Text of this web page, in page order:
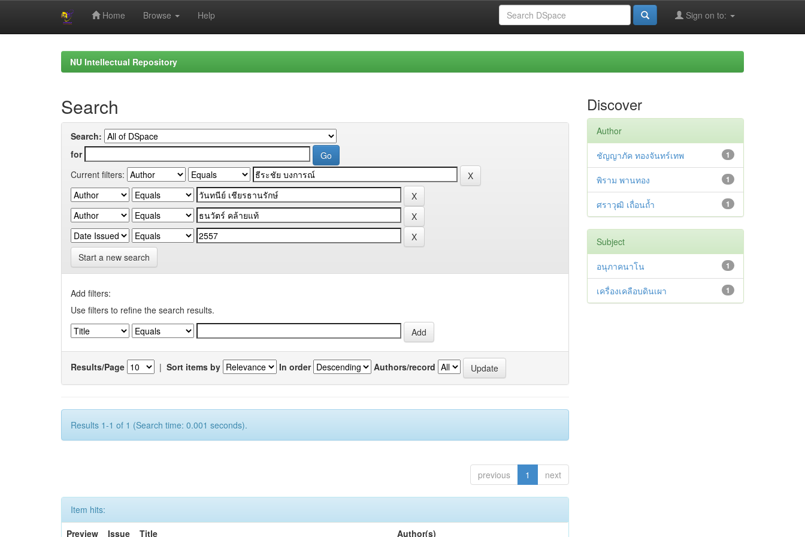
Home Browse Help Sign on to:
NU Intellectual Repository
Search
Search:
for
Current filters:
Start a new search
Add filters:
Use filters to refine the search results.
Results/Page | Sort items by In order Authors/record
Results 1-1 of 1 (Search time: 0.001 seconds).
previous 1 next
Item hits:
Preview
Issue Title Author(s)
Discover
Author
1
ชัญญาภัค ทองจันทร์เทพ
1
พิราม พานทอง
1
ศราวุฒิ เถื่อนถ้ำ
Subject
1
อนุภาคนาโน
1
เครื่องเคลือบดินเผา